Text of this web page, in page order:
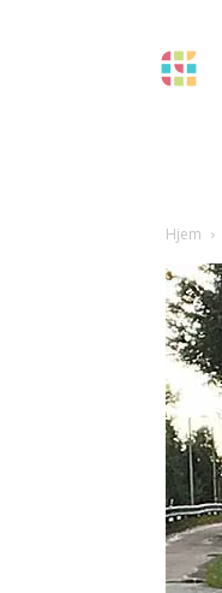
Hjem